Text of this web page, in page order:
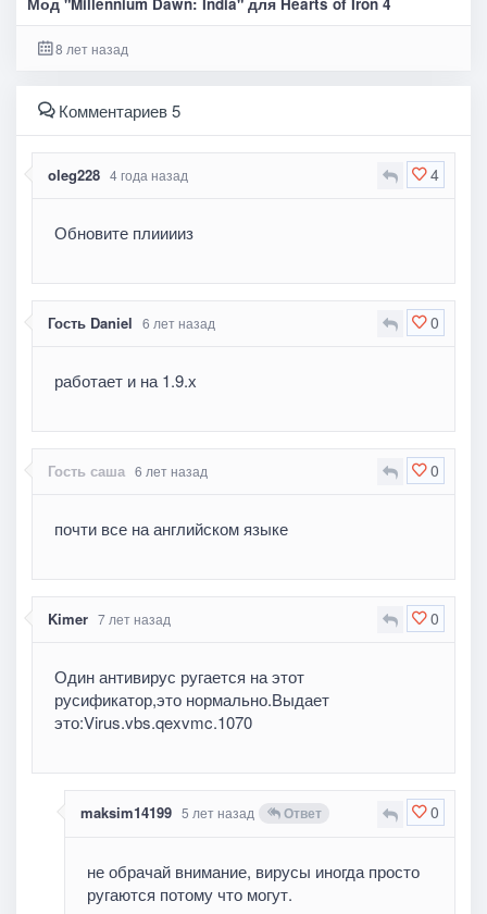
8 лет назад
Комментариев 5
4
oleg228 4 года назад
Обновите плииииз
0
Гость Daniel 6 лет назад
работает и на 1.9.х
0
Гость саша 6 лет назад
почти все на английском языке
0
Kimer 7 лет назад
Один антивирус ругается на этот
русификатор,это нормально.Выдает
это:Virus.vbs.qexvmc.1070
0
maksim14199 5 лет назад Ответ
не обрачай внимание, вирусы иногда просто
ругаются потому что могут.